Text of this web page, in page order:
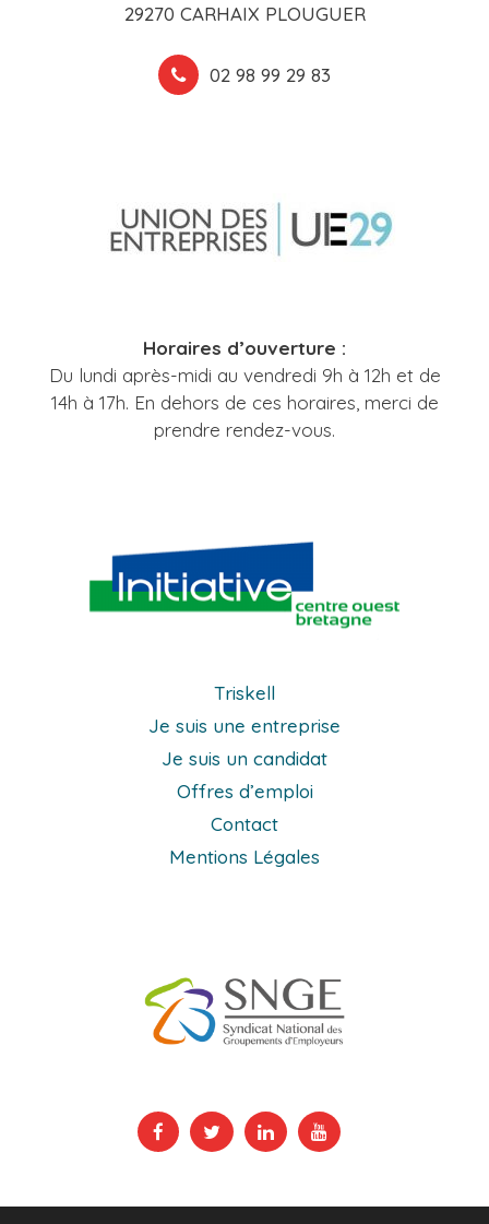
29270 CARHAIX PLOUGUER
02 98 99 29 83
Horaires d’ouverture :
Du lundi après-midi au vendredi 9h à 12h et de
14h à 17h. En dehors de ces horaires, merci de
prendre rendez-vous.
Triskell
Je suis une entreprise
Je suis un candidat
Offres d’emploi
Contact
Mentions Légales